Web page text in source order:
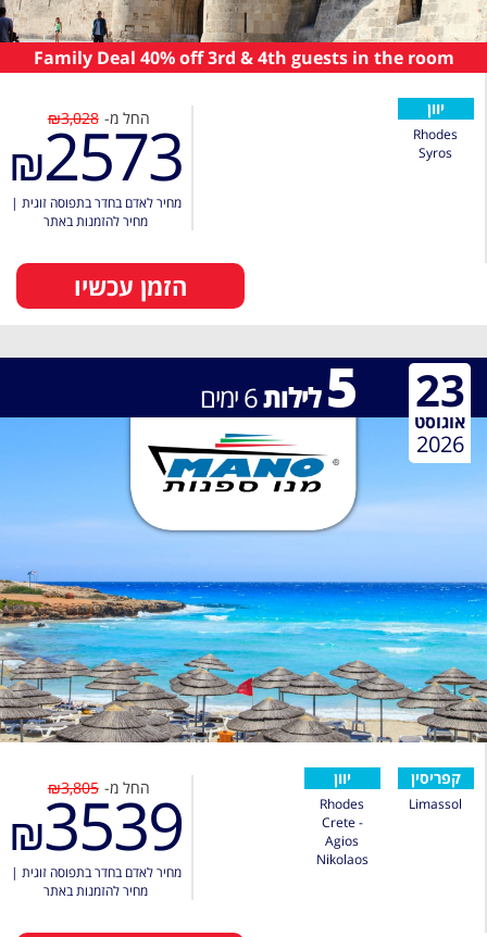
Family Deal 40% off 3rd & 4th guests in the room
יוון
Rhodes
Syros
החל מ- ₪3,028
₪2573
מחיר לאדם בחדר בתפוסה זוגית |
מחיר להזמנות באתר
הזמן עכשיו
5 לילות6ימים 23
אוגוסט
2026
קפריסין
Limassol
יוון
Rhodes
Crete -
Agios
Nikolaos
החל מ- ₪3,805
₪3539
מחיר לאדם בחדר בתפוסה זוגית |
מחיר להזמנות באתר